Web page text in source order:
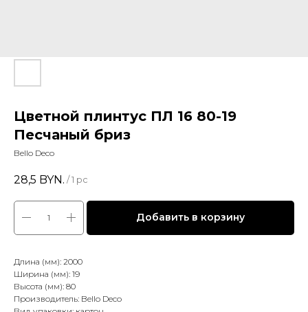
Цветной плинтус ПЛ 16 80-19
Песчаный бриз
Bello Deco
28,5 BYN. / 1 pc
Добавить в корзину
Длина (мм): 2000
Ширина (мм): 19
Высота (мм): 80
Производитель: Bello Deco